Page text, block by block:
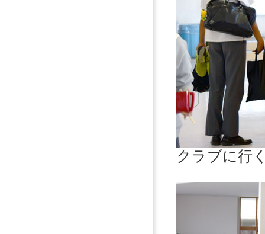
クラブに行